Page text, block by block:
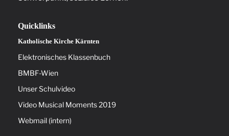
Quicklinks
Katholische Kirche Kärnten
Elektronisches Klassenbuch
BMBF-Wien
Unser Schulvideo
Video Musical Moments 2019
Webmail (intern)